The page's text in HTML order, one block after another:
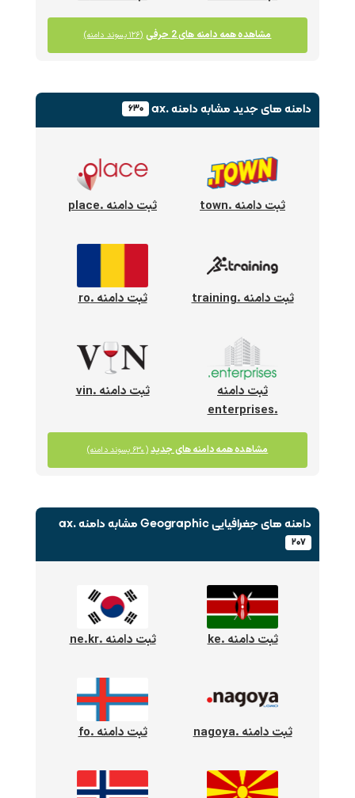
مشاهده همه دامنه های 2 حرفی (۱۲۶ پسوند دامنه)
دامنه های جدیدمشابه دامنه .ax ۶۳۰
ثبت دامنه .town ثبت دامنه .place
ثبت دامنه .training ثبت دامنه .ro
ثبت دامنه
.enterprises
ثبت دامنه .vin
مشاهده همه دامنه های جدید (۶۳۰ پسوند دامنه)
دامنه های جغرافیایی Geographic مشابه دامنه .ax
۲۰۷
ثبت دامنه .ke ثبت دامنه .ne.kr
ثبت دامنه .nagoya ثبت دامنه .fo